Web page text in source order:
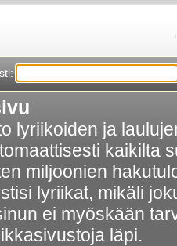
lyriikoiden ja
kaikilta
miljoonien
lyriikat, mikäli
ei myöskään
läpi.